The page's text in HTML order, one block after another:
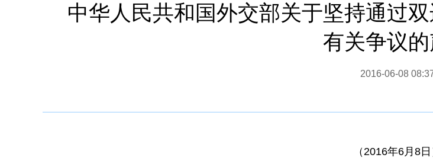
中华人民共和国外交部关于坚持通过
有关争议的
2016-06-08
（2016年6月8日